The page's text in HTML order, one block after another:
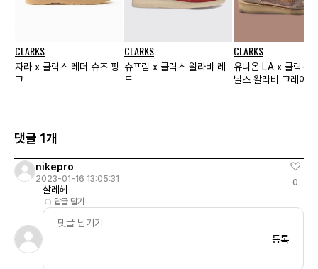
CLARKS
자라 x 클락스 레더 슈즈 핑
크
CLARKS
슈프림 x 클락스 왈라비 레
드
CLARKS
유니온 LA x 클락스
널스 왈라비 크레이
댓글 1개
nikepro
2023-01-16 13:05:31
살레헤
답글 달기
0
등록